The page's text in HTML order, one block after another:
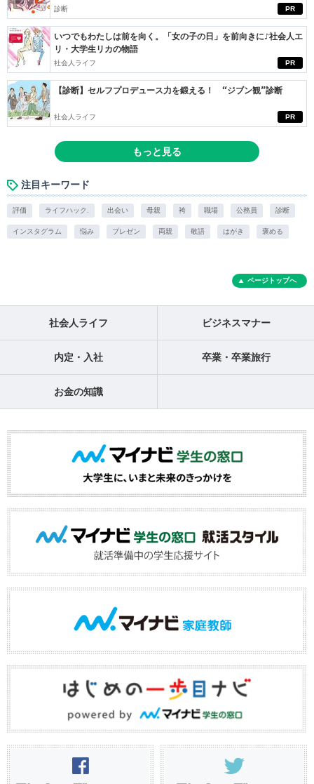
PR
診断
PR
いつでもわたしは前を向く。「女の子の日」を前向きに♪社会人エ
リ・大学生リカの物語
社会人ライフ
PR
【診断】セルフプロデュース力を鍛える！ “ジブン観”診断
社会人ライフ
もっと見る
注目キーワード
評価 ライフハック. 出会い 母親 袴 職場 公務員 診断
インスタグラム 悩み プレゼン 両親 敬語 はがき 褒める
ページトップへ
社会人ライフ ビジネスマナー
内定・入社 卒業・卒業旅行
お金の知識